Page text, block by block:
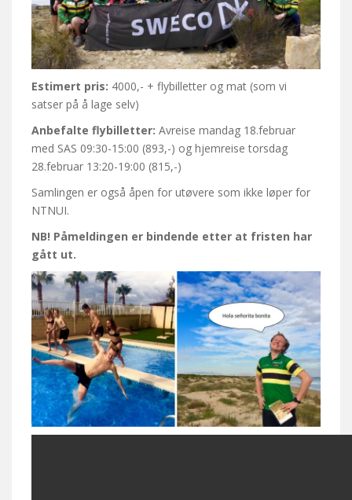
Estimert pris: 4000,- + flybilletter og mat (som vi
satser på å lage selv)
Anbefalte flybilletter: Avreise mandag 18.februar
med SAS 09:30-15:00 (893,-) og hjemreise torsdag
28.februar 13:20-19:00 (815,-)
Samlingen er også åpen for utøvere som ikke løper for
NTNUI.
NB! Påmeldingen er bindende etter at fristen har
gått ut.